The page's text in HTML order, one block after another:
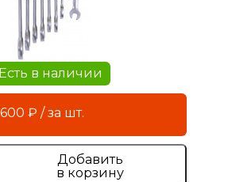
Есть в наличии
Розница: 3 600 ₽ / за шт.
Добавить
в корзину